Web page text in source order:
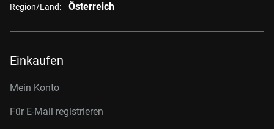
Region/Land: Österreich
Einkaufen
Mein Konto
Für E-Mail registrieren